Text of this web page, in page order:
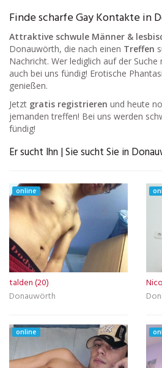
Finde scharfe Gay Kontakte in
Attraktive schwule Männer &
Donauwörth, die nach einen Treffen
Nachricht. Wer lediglich auf der
auch bei uns fündig! Erotische
genießen.
Jetzt gratis registrieren und heute
jemanden treffen! Bei uns werden
fündig!
Er sucht Ihn | Sie sucht Sie in
online
talden (20)
Donauwörth
online